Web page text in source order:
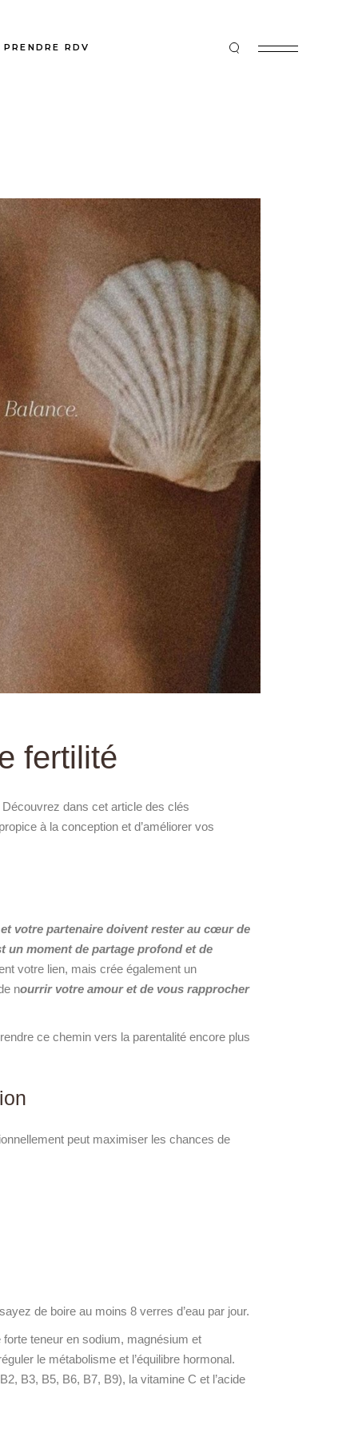
PRENDRE RDV
fertilité
Découvrez dans cet article des clés
à la conception et d’améliorer vos
votre partenaire doivent rester au cœur de
un moment de partage profond et de
votre lien, mais crée également un
nourrir votre amour et de vous rapprocher
ce chemin vers la parentalité encore plus
peut maximiser les chances de
de boire au moins 8 verres d’eau par jour.
teneur en sodium, magnésium et
le métabolisme et l’équilibre hormonal.
B3, B5, B6, B7, B9), la vitamine C et l’acide